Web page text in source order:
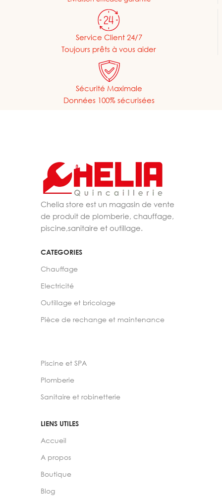
Service Client 24/7
Toujours prêts à vous aider
Sécurité Maximale
Données 100% sécurisées
Chelia store est un magasin de vente
de produit de plomberie, chauffage,
piscine,sanitaire et outillage.
CATEGORIES
Chauffage
Electricité
Outillage et bricolage
Pièce de rechange et maintenance
Piscine et SPA
Plomberie
Sanitaire et robinetterie
LIENS UTILES
Accueil
A propos
Boutique
Blog